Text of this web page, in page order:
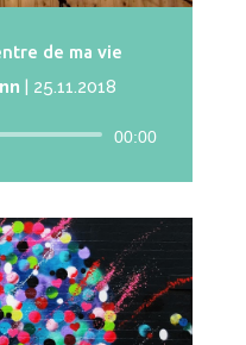
de ma vie
| 25.11.2018
00:00